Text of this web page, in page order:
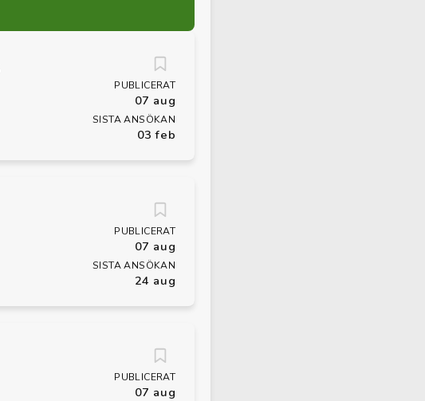
PUBLICERAT
07 aug
SISTA ANSÖKAN
03 feb
PUBLICERAT
07 aug
SISTA ANSÖKAN
24 aug
PUBLICERAT
07 aug